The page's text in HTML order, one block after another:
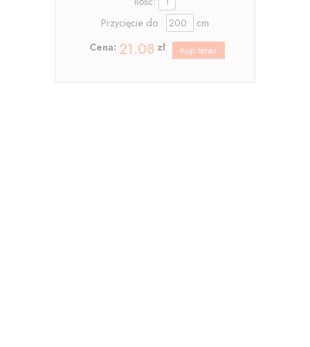
Przycięcie do :
cm
Cena: 21.08 zł